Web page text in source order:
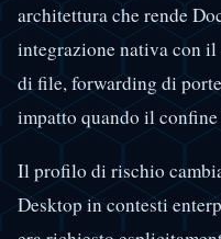
architettura che rende
integrazione nativa con
di file, forwarding di
impatto quando il
Il profilo di rischio
Desktop in contesti